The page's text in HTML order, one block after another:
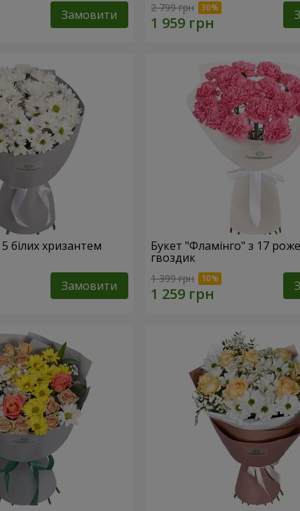
Замовити 2 799 грн
білих хризантем
Замовити
Букет "Фламінго" з 17
гвоздик
1 399 грн